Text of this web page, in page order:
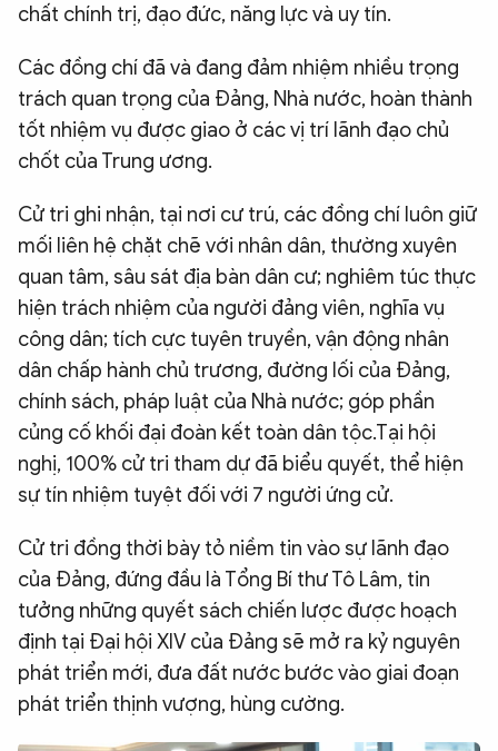
chất chính trị, đạo đức, năng lực và uy tín.
Các đồng chí đã và đang đảm nhiệm nhiều trọng
trách quan trọng của Đảng, Nhà nước, hoàn thành
tốt nhiệm vụ được giao ở các vị trí lãnh đạo chủ
chốt của Trung ương.
Cử tri ghi nhận, tại nơi cư trú, các đồng chí luôn giữ
mối liên hệ chặt chẽ với nhân dân, thường xuyên
quan tâm, sâu sát địa bàn dân cư; nghiêm túc thực
hiện trách nhiệm của người đảng viên, nghĩa vụ
công dân; tích cực tuyên truyền, vận động nhân
dân chấp hành chủ trương, đường lối của Đảng,
chính sách, pháp luật của Nhà nước; góp phần
củng cố khối đại đoàn kết toàn dân tộc.Tại hội
nghị, 100% cử tri tham dự đã biểu quyết, thể hiện
sự tín nhiệm tuyệt đối với 7 người ứng cử.
Cử tri đồng thời bày tỏ niềm tin vào sự lãnh đạo
của Đảng, đứng đầu là Tổng Bí thư Tô Lâm, tin
tưởng những quyết sách chiến lược được hoạch
định tại Đại hội XIV của Đảng sẽ mở ra kỷ nguyên
phát triển mới, đưa đất nước bước vào giai đoạn
phát triển thịnh vượng, hùng cường.